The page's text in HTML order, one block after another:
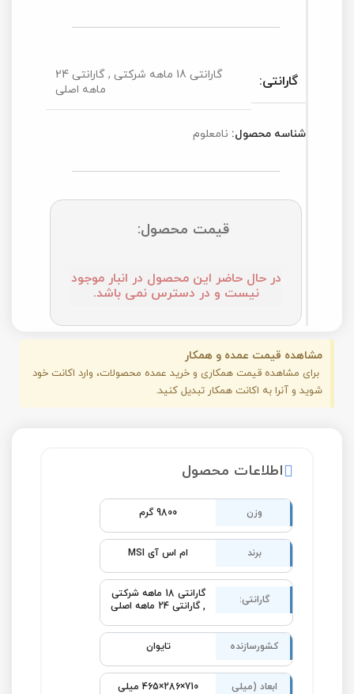
گارانتی: گارانتی 18 ماهه شرکتی ,
گارانتی 24
ماهه اصلی
شناسه محصول: نامعلوم
قیمت محصول:
در حال حاضر این محصول در انبار موجود
نیست و در دسترس نمی باشد.
مشاهده قیمت عمده و همکار
برای مشاهده قیمت همکاری و خرید عمده محصولات، وارد اکانت خود
شوید و آنرا به اکانت همکار تبدیل کنید.
اطلاعات محصول
وزن 9800 گرم
برند ام اس آی MSI
گارانتی:
گارانتی 18 ماهه شرکتی
,گارانتی 24 ماهه اصلی
کشورسازنده تایوان
ابعاد (میلی
710×286×465 میلی